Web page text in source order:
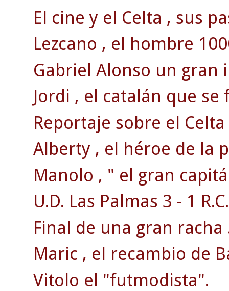
El cine y el Celta , sus
Lezcano , el hombre
Gabriel Alonso un gran
Jordi , el catalán que se
Reportaje sobre el
Alberty , el héroe de la
Manolo , " el gran
U.D. Las Palmas 3 - 1
Final de una gran racha
Maric , el recambio de
Vitolo el "futmodista".